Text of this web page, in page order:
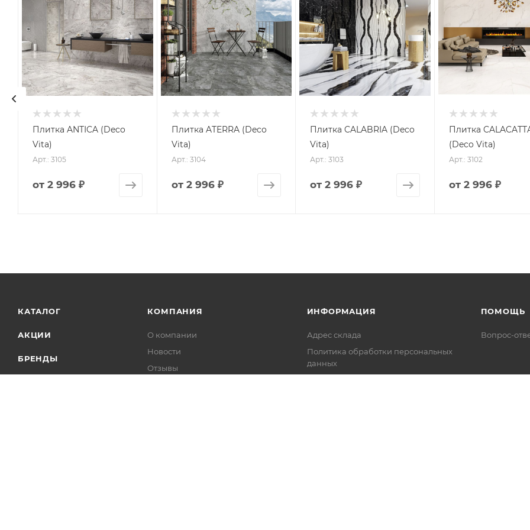
Плитка ANTICA (Deco
Vita)
Арт.: 3105
от 2 996 ₽
Плитка ATERRA (Deco
Vita)
Арт.: 3104
от 2 996 ₽
Плитка CALABRIA (Deco
Vita)
Арт.: 3103
от2 996 ₽
Плитка
(Deco Vita)
Арт.: 3102
от 2 996 ₽
КАТАЛОГ
АКЦИИ
БРЕНДЫ
КОМПАНИЯ
О компании
Новости
Отзывы
ИНФОРМАЦИЯ
Адрес склада
Политика обработки персональных
данных
ПОМОЩЬ
Вопрос-